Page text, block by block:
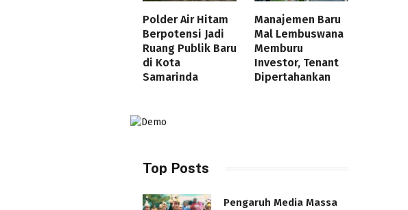
Polder Air Hitam
Berpotensi Jadi
Ruang Publik Baru
di Kota
Samarinda
Manajemen Baru
Mal Lembuswana
Memburu
Investor, Tenant
Dipertahankan
Top Posts
Pengaruh Media Massa